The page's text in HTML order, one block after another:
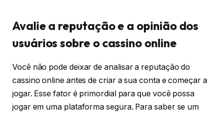
Avalie a reputação e a opinião dos
usuários sobre o cassino online
Você não pode deixar de analisar a reputação do
cassino online antes de criar a sua conta e começar a
jogar. Esse fator é primordial para que você possa
jogar em uma plataforma segura. Para saber se um